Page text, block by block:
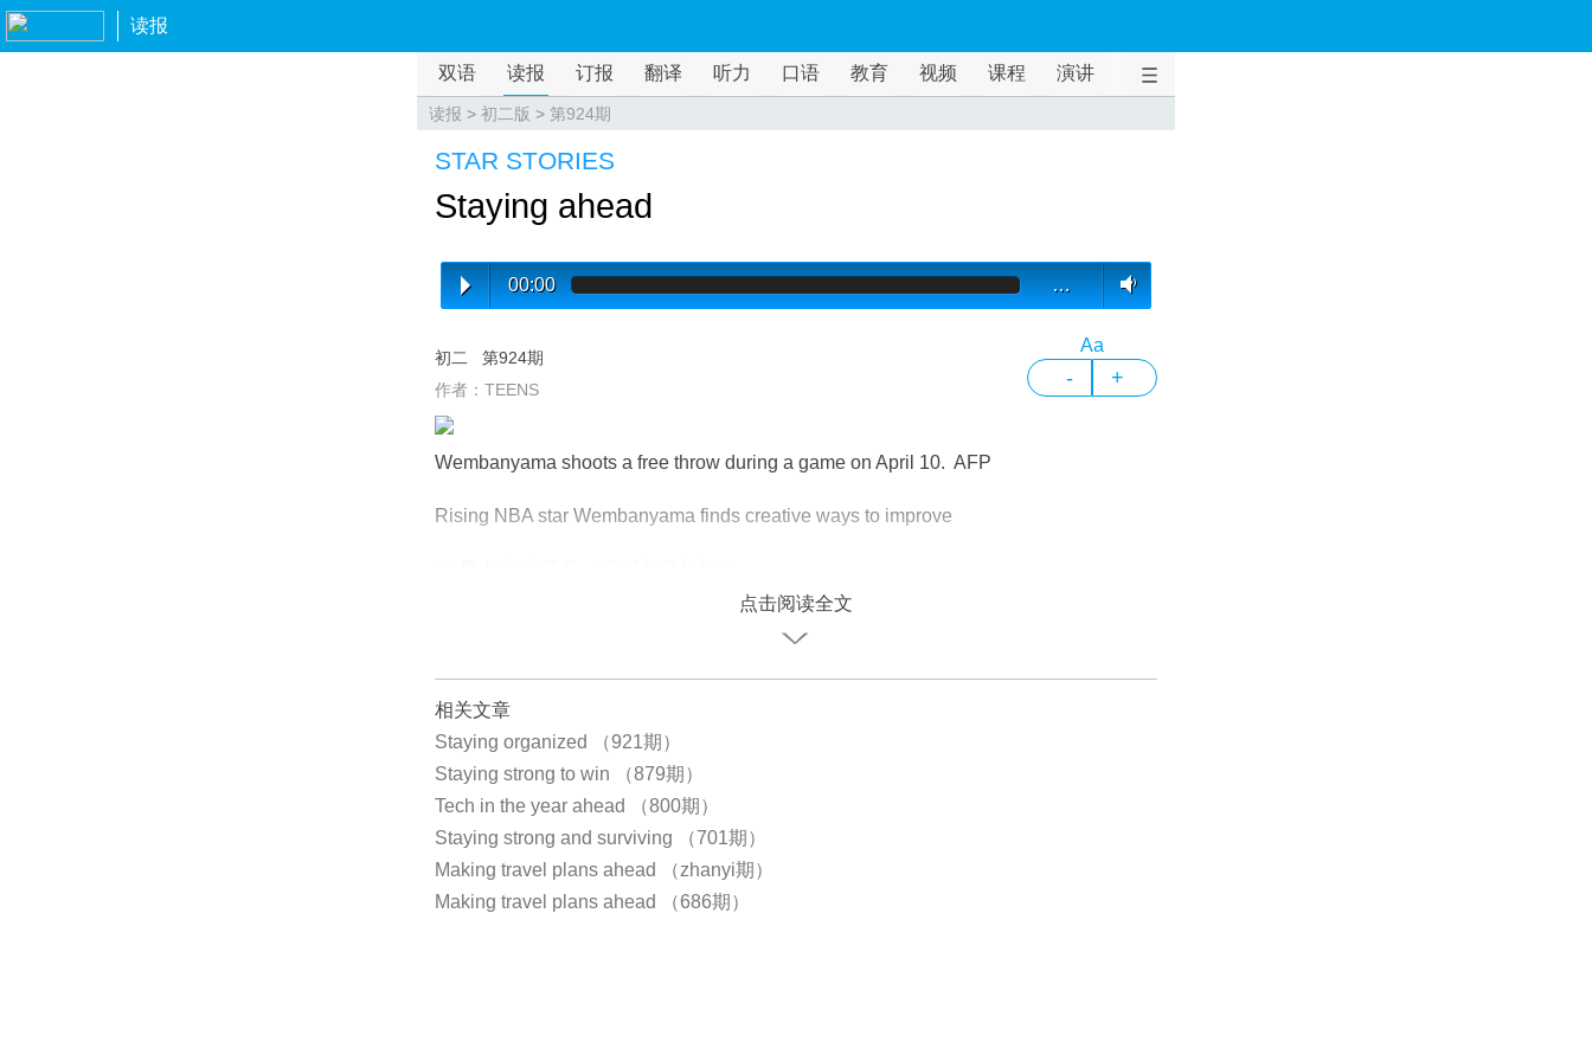
读报
双语 读报 订报 翻译 听力 口语 教育 视频 课程 演讲
读报 > 初二版 > 第924期
STAR STORIES
Staying ahead
00:00 …
初二
第924期
作者：TEENS
Aa
- +
Wembanyama shoots a free throw during a game on April 10. AFP
Rising NBA star Wembanyama finds creative ways to improve
点击阅读全文
相关文章
Staying organized （921期）
Staying strong to win （879期）
Tech in the year ahead （800期）
Staying strong and surviving （701期）
Making travel plans ahead （zhanyi期）
Making travel plans ahead （686期）